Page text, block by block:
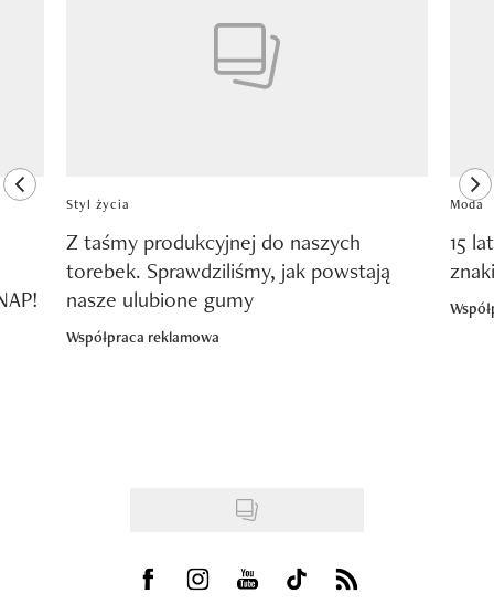
previous element
Styl życia
Z taśmy produkcyjnej do naszych
torebek. Sprawdziliśmy, jak powstają
nasze ulubione gumy
Współpraca reklamowa
Moda
15
Visit us on Facebook
Visit us on Instagram
Visit us on Youtube
Visit us on Tiktok
Visit us on Rss